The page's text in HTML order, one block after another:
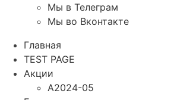
Мы в Телеграм
Мы во Вконтакте
Главная
TEST PAGE
Акции
A2024-05